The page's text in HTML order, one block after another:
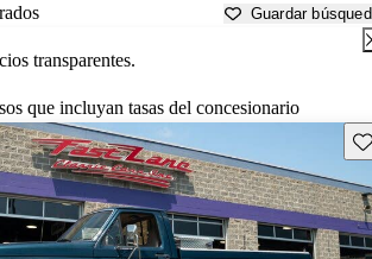
Guardar
transparentes.
que incluyan tasas del concesionario